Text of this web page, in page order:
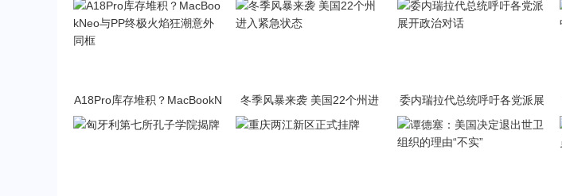
A18Pro库存堆积？MacBookN
eo与PP终极火焰狂潮意外同
框
冬季风暴来袭 美国22个州进
委内瑞拉代总统呼吁各党派展